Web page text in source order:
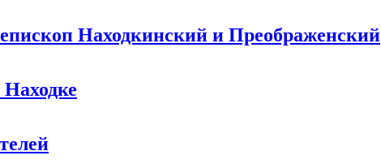
Находкинский и Преображенский